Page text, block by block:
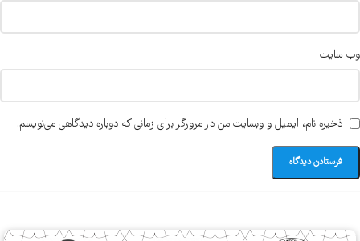
وب‌ سایت
ذخیره نام، ایمیل و وبسایت من در مرورگر برای زمانی که دوباره دیدگاهی می‌نویسم.